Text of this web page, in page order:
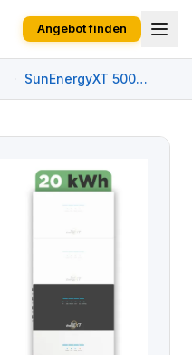
Angebot finden
SunEnergyXT 500
Modulset 960 Wp
(2400 W) / 20 kWh /
Module